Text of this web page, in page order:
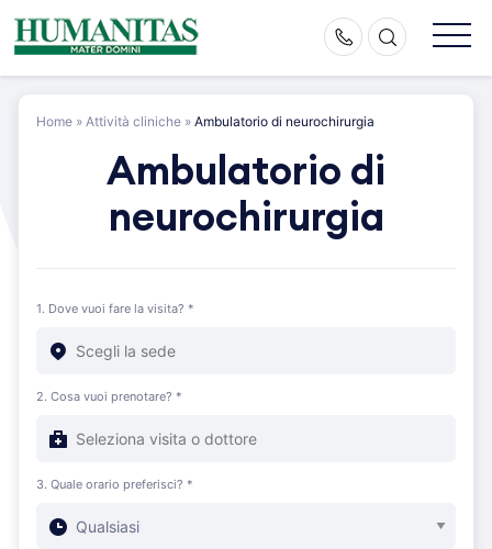
Skip
to
Home » Attività cliniche » Ambulatorio di neurochirurgia
Ambulatorio di
neurochirurgia
1. Dove vuoi fare la visita? *
2. Cosa vuoi prenotare? *
3. Quale orario preferisci? *